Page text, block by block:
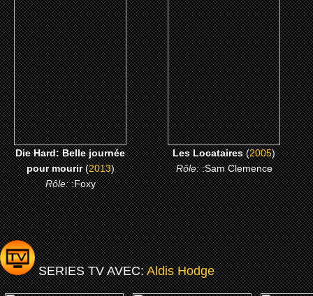
Die Hard: Belle journée
pour mourir
CLICK ME
Die Hard: Belle journée
pour mourir(2013)
Rôle::Foxy
Les Locataires
CLICK ME
Les Locataires(2005)
Rôle::Sam Clemence
SERIES TV AVEC:Aldis Hodge